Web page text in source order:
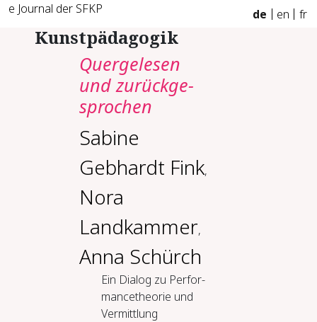
e Journal der SFKP de en fr
Kunstpädagogik
Quer­ge­le­sen
und zu­rück­ge­
spro­chen
Sabine
Gebhardt Fink,
Nora
Landkammer,
Anna Schürch
Ein Dia­log zu Per­for­
mance­theo­rie und
Ver­mitt­lung